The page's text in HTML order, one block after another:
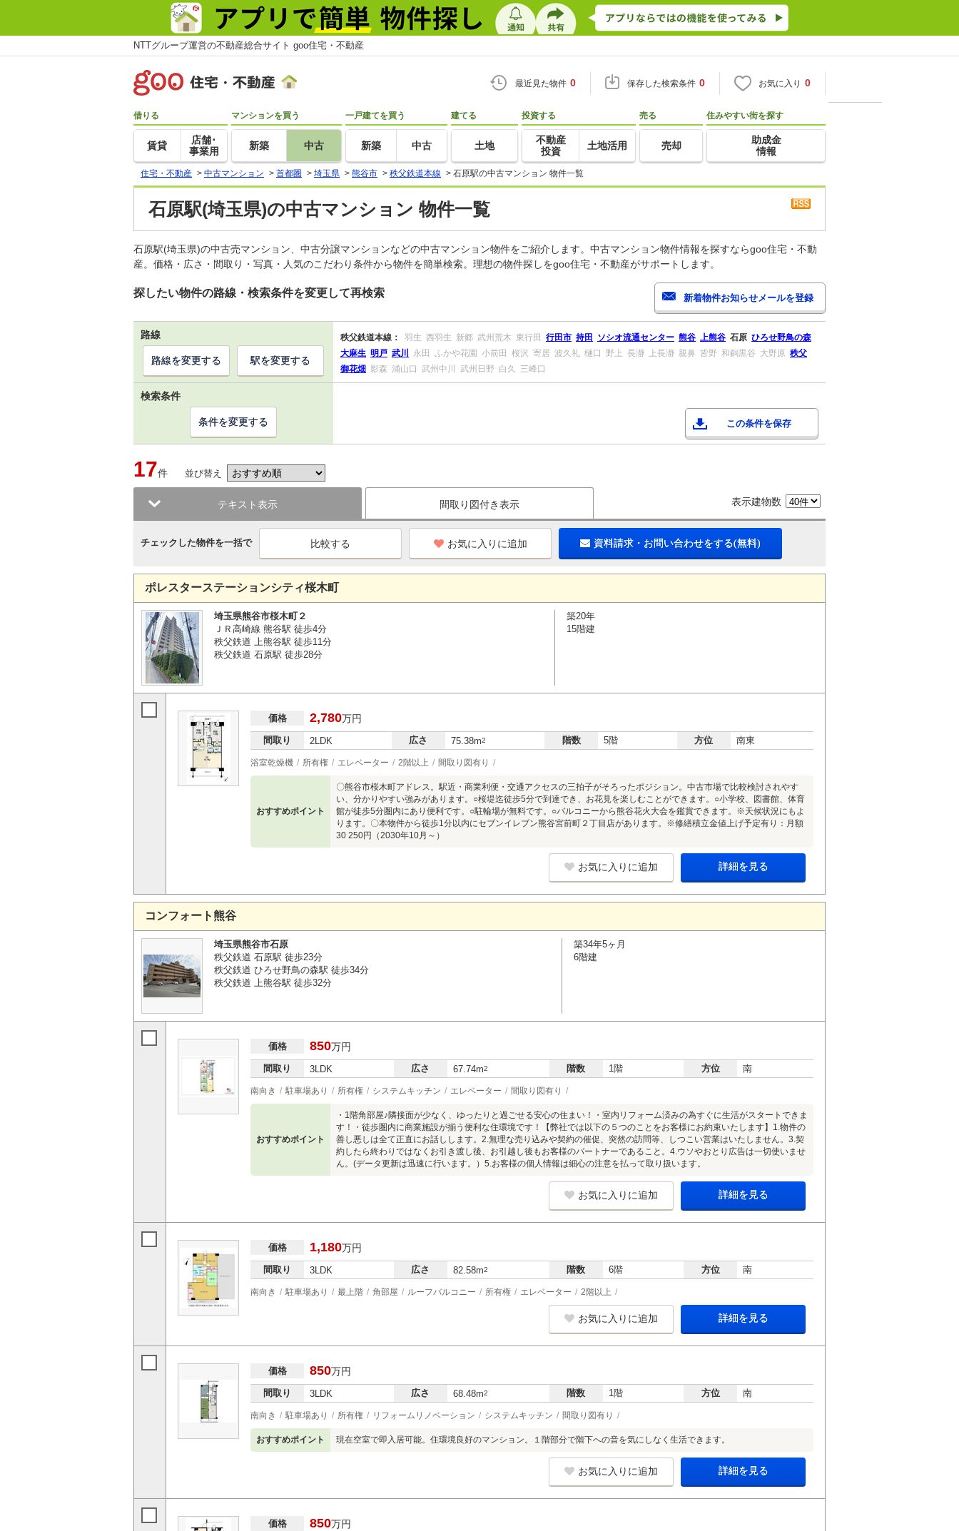
NTTグループ運営の不動産総合サイト goo住宅・不動産
最近見た物件 0 保存した検索条件 0 お気に入り 0
借りる
賃貸
店舗･
事業用
マンションを買う
新築 中古
一戸建てを買う
新築 中古
建てる
土地
投資する
不動産
投資
土地活用
売る
売却
住みやすい街を探す
助成金
情報
住宅・不動産 > 中古マンション > 首都圏 > 埼玉県 > 熊谷市 > 秩父鉄道本線 > 石原駅の中古マンション 物件一覧
石原駅(埼玉県)の中古マンション 物件一覧
石原駅(埼玉県)の中古売マンション、中古分譲マンションなどの中古マンション物件をご紹介します。中古マンション物件情報を探すならgoo住宅・不動
産。価格・広さ・間取り・写真・人気のこだわり条件から物件を簡単検索。理想の物件探しをgoo住宅・不動産がサポートします。
探したい物件の路線・検索条件を変更して再検索
路線 秩父鉄道本線： 羽生 西羽生 新郷 武州荒木 東行田 行田市 持田 ソシオ流通センター 熊谷 上熊谷 石原 ひろせ野鳥の森
大麻生 明戸 武川 永田 ふかや花園 小前田 桜沢 寄居 波久礼 樋口 野上 長瀞 上長瀞 親鼻 皆野 和銅黒谷 大野原 秩父
御花畑 影森 浦山口 武州中川 武州日野 白久 三峰口
路線を変更する 駅を変更する
検索条件
この条件を保存
条件を変更する
17件 並び替え
テキスト表示 間取り図付き表示 表示建物数
チェックした物件を一括で お気に入りに追加 資料請求・お問い合わせをする(無料)
ポレスターステーションシティ桜木町
埼玉県熊谷市桜木町２
ＪＲ高崎線 熊谷駅 徒歩4分
秩父鉄道 上熊谷駅 徒歩11分
秩父鉄道 石原駅 徒歩28分
築20年
15階建
価格 2,780万円
間取り 2LDK 広さ 75.38m2 階数 5階 方位 南東
浴室乾燥機 所有権 エレベーター 2階以上 間取り図有り
おすすめポイント
〇熊谷市桜木町アドレス。駅近・商業利便・交通アクセスの三拍子がそろったポジション。中古市場で比較検討されやす
い、分かりやすい強みがあります。○桜堤迄徒歩5分で到達でき、お花見を楽しむことができます。○小学校、図書館、体育
館が徒歩5分圏内にあり便利です。○駐輪場が無料です。○バルコニーから熊谷花火大会を鑑賞できます。※天候状況にもよ
ります。〇本物件から徒歩1分以内にセブンイレブン熊谷宮前町２丁目店があります。※修繕積立金値上げ予定有り：月額
30 250円（2030年10月～）
お気に入りに追加 詳細を見る
コンフォート熊谷
埼玉県熊谷市石原
秩父鉄道 石原駅 徒歩23分
秩父鉄道 ひろせ野鳥の森駅 徒歩34分
秩父鉄道 上熊谷駅 徒歩32分
築34年5ヶ月
6階建
価格 850万円
間取り 3LDK 広さ 67.74m2 階数 1階 方位 南
南向き 駐車場あり 所有権 システムキッチン エレベーター 間取り図有り
おすすめポイント
・1階角部屋♪隣接面が少なく、ゆったりと過ごせる安心の住まい！・室内リフォーム済みの為すぐに生活がスタートできま
す！・徒歩圏内に商業施設が揃う便利な住環境です！【弊社では以下の５つのことをお客様にお約束いたします】1.物件の
善し悪しは全て正直にお話しします。2.無理な売り込みや契約の催促、突然の訪問等、しつこい営業はいたしません。3.契
約したら終わりではなくお引き渡し後、お引越し後もお客様のパートナーであること。4.ウソやおとり広告は一切使いませ
ん。(データ更新は迅速に行います。）5.お客様の個人情報は細心の注意を払って取り扱います。
お気に入りに追加 詳細を見る
価格 1,180万円
間取り 3LDK 広さ 82.58m2 階数 6階 方位 南
南向き 駐車場あり 最上階 角部屋 ルーフバルコニー 所有権 エレベーター 2階以上
お気に入りに追加 詳細を見る
価格 850万円
間取り 3LDK 広さ 68.48m2 階数 1階 方位 南
南向き 駐車場あり 所有権 リフォームリノベーション システムキッチン 間取り図有り
おすすめポイント 現在空室で即入居可能。住環境良好のマンション。１階部分で階下への音を気にしなく生活できます。
お気に入りに追加 詳細を見る
価格 850万円